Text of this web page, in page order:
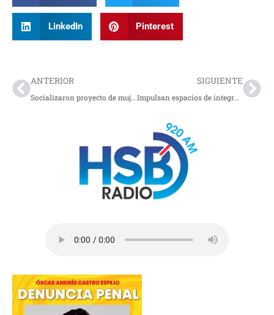
LinkedIn Pinterest
ANTERIOR
Socializaron proyecto de mujeres representativas en Pasto
SIGUIENTE
Impulsan espacios de integración socioeconómica en Nariño